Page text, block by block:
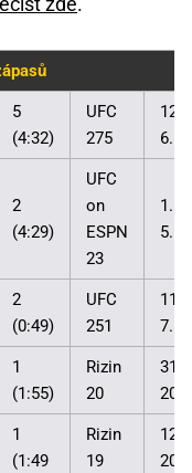
5
(4:32)
UFC
275
12.
6.
2
(4:29)
UFC
on
ESPN
23
1.
5.
2
(0:49)
UFC
251
11.
7.
1
(1:55)
Rizin
20
31.
1
(1:49
Rizin
19
12.